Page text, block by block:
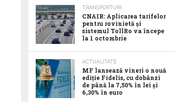
TRANSPORTURI
CNAIR: Aplicarea tarifelor
pentru rovinietă și
sistemul TollRo va începe
la 1 octombrie
ACTUALITATE
MF lansează vineri o nouă
ediție Fidelis, cu dobânzi
de până la 7,50% în lei și
6,30% în euro